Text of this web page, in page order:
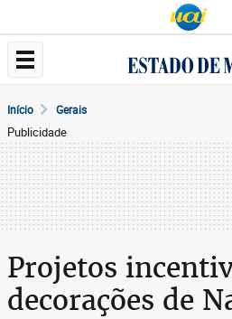
Início Gerais
Publicidade
Projetos
decorações de